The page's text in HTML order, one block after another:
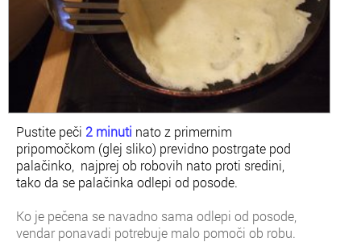
Pustite peči 2 minuti nato z primernim
pripomočkom (glej sliko) previdno postrgate pod
palačinko, najprej ob robovih nato proti sredini,
tako da se palačinka odlepi od posode.
Ko je pečena se navadno sama odlepi od posode,
vendar ponavadi potrebuje malo pomoči ob robu.